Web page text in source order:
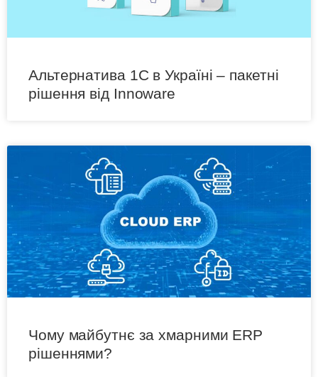
Альтернатива 1C в Україні – пакетні
рішення від Innoware
Чому майбутнє за хмарними ERP
рішеннями?